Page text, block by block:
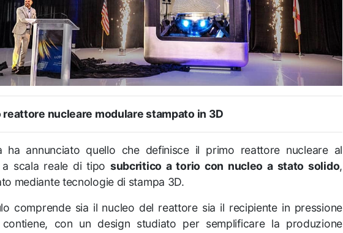
reattore nucleare modulare stampato in 3D
ha annunciato quello che definisce il primo reattore nucleare al
a scala reale di tipo subcritico a torio con nucleo a stato solido,
mediante tecnologie di stampa 3D.
comprende sia il nucleo del reattore sia il recipiente in pressione
con un design studiato per semplificare la produzione